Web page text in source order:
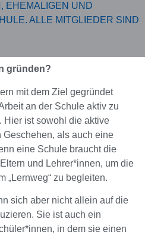
EHEMALIGEN UND
ALLE MITGLIEDER SIND
gründen?
mit dem Ziel gegründet
an der Schule aktiv zu
Hier ist sowohl die aktive
als auch eine
eine Schule braucht die
und Lehrer*innen, um die
„Lernweg“ zu begleiten.
sich aber nicht allein auf die
Sie ist auch ein
in dem sie einen